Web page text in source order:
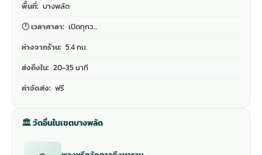
พื้นที่: บางพลัด
🕐 เวลาศาลา: เปิดทุกว…
ห่างจากร้าน: 5.4 กม.
ส่งถึงใน: 20-35 นาที
ค่าจัดส่ง: ฟรี
🏛 วัดอื่นในเขตบางพลัด